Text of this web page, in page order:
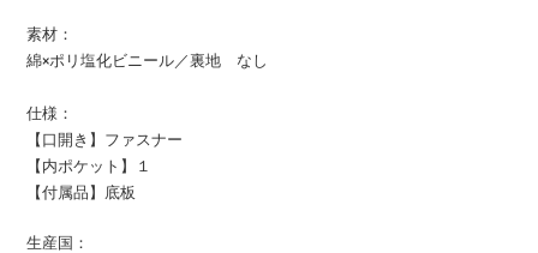
素材：
綿×ポリ塩化ビニール／裏地 なし
仕様：
【口開き】ファスナー
【内ポケット】１
【付属品】底板
生産国：